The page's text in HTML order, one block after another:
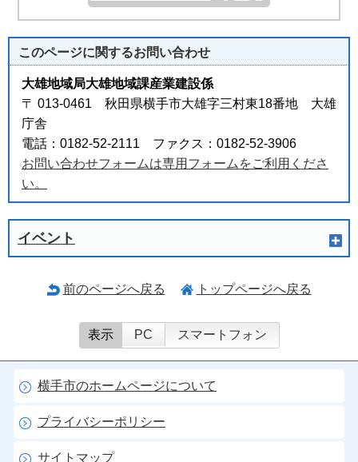
このページに関するお問い合わせ
大雄地域局大雄地域課産業建設係
〒 013-0461 秋田県横手市大雄字三村東18番地 大雄
庁舎
電話：0182-52-2111 ファクス：0182-52-3906
お問い合わせフォームは専用フォームをご利用くださ
い。
イベント
前のページへ戻る トップページへ戻る
表示 PC スマートフォン
横手市のホームページについて
プライバシーポリシー
サイトマップ